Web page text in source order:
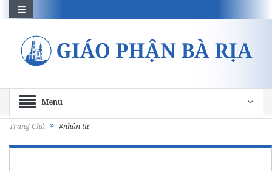
Menu
Trang Chủ #nhân từ